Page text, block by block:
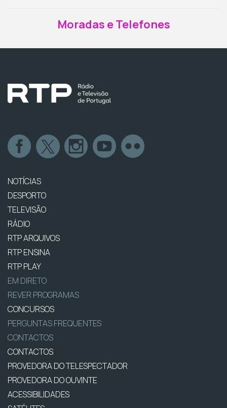
Moradas e Telefones
NOTÍCIAS
DESPORTO
TELEVISÃO
RÁDIO
RTP ARQUIVOS
RTP ENSINA
RTP PLAY
EM DIRETO
REVER PROGRAMAS
CONCURSOS
PERGUNTAS FREQUENTES
CONTACTOS
CONTACTOS
PROVEDORA DO TELESPECTADOR
PROVEDORA DO OUVINTE
ACESSIBILIDADES